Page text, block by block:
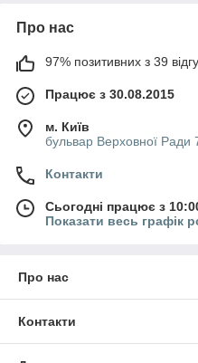
Про нас
97% позитивних з 39
Працює з 30.08.2015
м. Київ
бульвар Верховної Ради
Контакти
Сьогодні працює з
Показати весь графік
Про нас
Контакти